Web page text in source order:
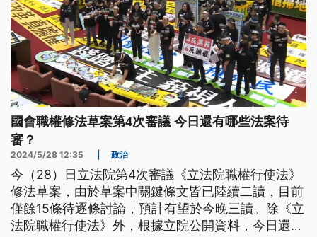
國會職權修法草案第4次審議 今日還有哪些法案待
審？
2024/5/28 12:35 政治
今（28）日立法院第4次審議《立法院職權行使法》
修法草案，由於草案中關鍵條文皆已陸續二讀，目前
僅餘15條待逐條討論，預計有望於今晚三讀。除《立
法院職權行使法》外，根據立院公開資料，今日還有